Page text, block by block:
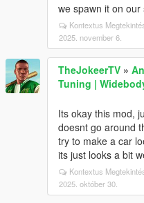
we spawn it on our
Kontextus
2025. november 6.
TheJokeerTV »
Tuning |
Its okay this mod,
doesnt go around
try to make a car
its just looks a bit
Kontextus
2025. október 30.